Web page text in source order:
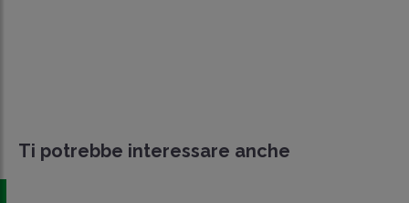
Ti potrebbe interessare anche